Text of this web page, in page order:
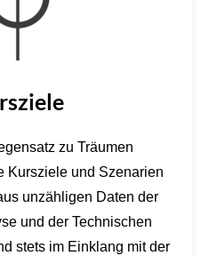
zu Träumen
Kursziele und Szenarien
unzähligen Daten der
und der Technischen
stets im Einklang mit der